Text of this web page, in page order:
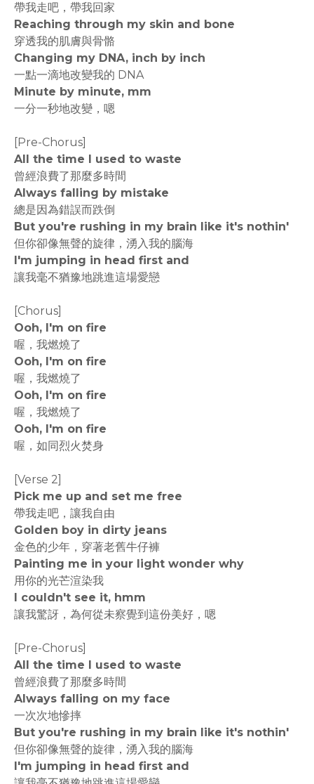
帶我走吧，帶我回家
Reaching through my skin and bone
穿透我的肌膚與骨骼
Changing my DNA, inch by inch
一點一滴地改變我的 DNA
Minute by minute, mm
一分一秒地改變，嗯
[Pre-Chorus]
All the time I used to waste
曾經浪費了那麼多時間
Always falling by mistake
總是因為錯誤而跌倒
But you're rushing in my brain like it's nothin'
但你卻像無聲的旋律，湧入我的腦海
I'm jumping in head first and
讓我毫不猶豫地跳進這場愛戀
[Chorus]
Ooh, I'm on fire
喔，我燃燒了
Ooh, I'm on fire
喔，我燃燒了
Ooh, I'm on fire
喔，我燃燒了
Ooh, I'm on fire
喔，如同烈火焚身
[Verse 2]
Pick me up and set me free
帶我走吧，讓我自由
Golden boy in dirty jeans
金色的少年，穿著老舊牛仔褲
Painting me in your light wonder why
用你的光芒渲染我
I couldn't see it, hmm
讓我驚訝，為何從未察覺到這份美好，嗯
[Pre-Chorus]
All the time I used to waste
曾經浪費了那麼多時間
Always falling on my face
一次次地慘摔
But you're rushing in my brain like it's nothin'
但你卻像無聲的旋律，湧入我的腦海
I'm jumping in head first and